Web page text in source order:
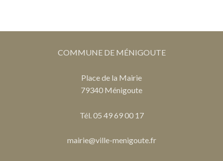
COMMUNE DE MÉNIGOUTE
Place de la Mairie
79340 Ménigoute
Tél. 05 49 69 00 17
mairie@ville-menigoute.fr